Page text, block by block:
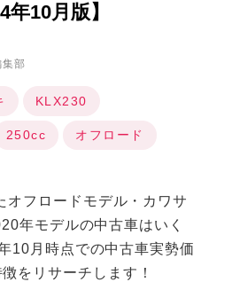
10月版】
部
KLX230
250cc オフロード
オフロードモデル・カワサ
年モデルの中古車はいく
10月時点での中古車実勢価
をリサーチします！